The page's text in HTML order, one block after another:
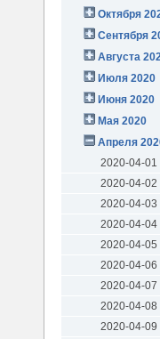
Октября
Сентября
Августа
Июля 2020
Июня 2020
Мая 2020
Апреля
2020-04-01
2020-04-02
2020-04-03
2020-04-04
2020-04-05
2020-04-06
2020-04-07
2020-04-08
2020-04-09